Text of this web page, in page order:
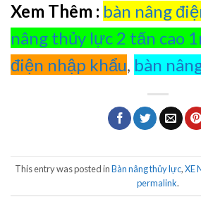
Xem Thêm : bàn nâng
nâng thủy lực 2 tấn cao
điện nhập khẩu, bàn
This entry was posted inBàn nâng thủy lực,XE
permalink.